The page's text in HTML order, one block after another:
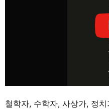
철학자, 수학자, 사상가, 정